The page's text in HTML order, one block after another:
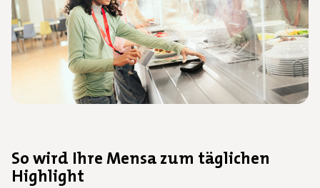
So wird Ihre Mensa zum täglichen
Highlight